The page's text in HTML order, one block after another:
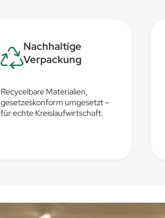
Nachhaltige
Verpackung
Recycelbare Materialien,
gesetzeskonform umgesetzt –
für echte Kreislaufwirtschaft.